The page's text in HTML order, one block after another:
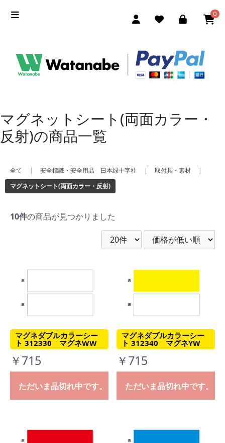
0
マグネットシート(両面カラー・
反射)の商品一覧
全て | 安全標識・安全用品 日本緑十字社 | 取付具・素材
|
マグネットシート(両面カラー・反射)
10件の商品が見つかりました
マグネダブルカラーシー
ト 312330 マグネWW
￥715
ただいま品切れ中です。
マグネダブルカラーシー
ト 312340 マグネYW
￥715
ただいま品切れ中です。